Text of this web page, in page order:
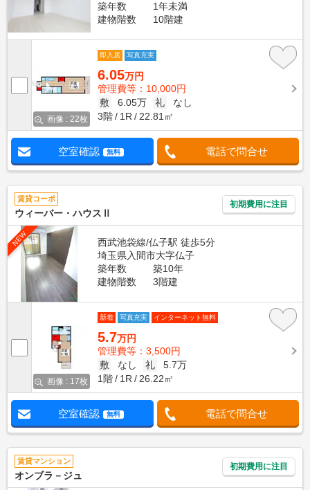
築年数
1年未満
建物階数
10階建
画像 : 22枚
即入居 写真充実
6.05万円
管理費等：10,000円
敷
6.05万 礼
なし
3階
1R 22.81㎡
空室確認 無料 電話で問合せ
賃貸コーポ
ウィーバー・ハウスⅡ
初期費用に注目
NEW
西武池袋線/仏子駅 徒歩5分
埼玉県入間市大字仏子
築年数
築10年
建物階数
3階建
画像 : 17枚
新着 写真充実 インターネット無料
5.7万円
管理費等：3,500円
敷
なし 礼
5.7万
1階
1R 26.22㎡
空室確認 無料 電話で問合せ
賃貸マンション
オンブラ－ジュ
初期費用に注目